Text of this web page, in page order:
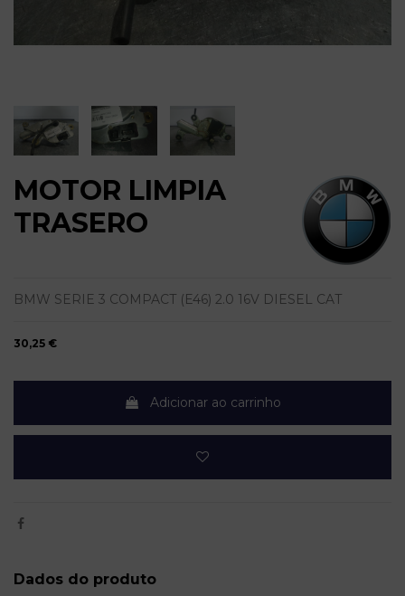
MOTOR LIMPIA
TRASERO
BMW SERIE 3 COMPACT (E46) 2.0 16V DIESEL CAT
30,25 €
Adicionar ao carrinho
Dados do produto